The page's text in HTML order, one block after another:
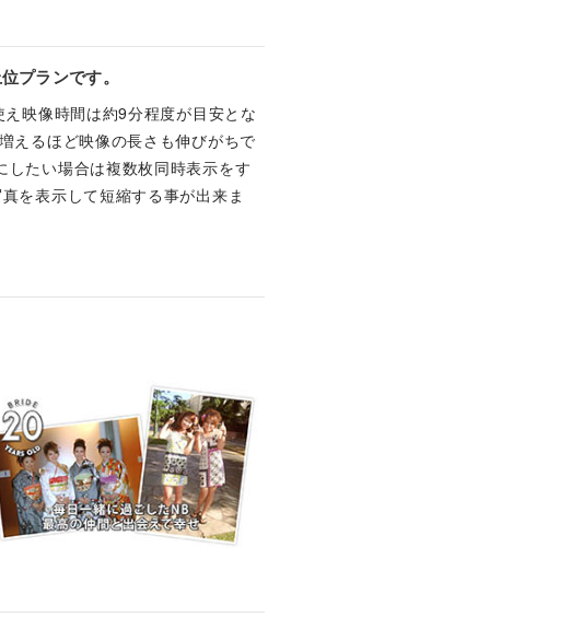
プランです。
映像時間は約9分程度が目安とな
えるほど映像の長さも伸びがちで
したい場合は複数枚同時表示をす
を表示して短縮する事が出来ま